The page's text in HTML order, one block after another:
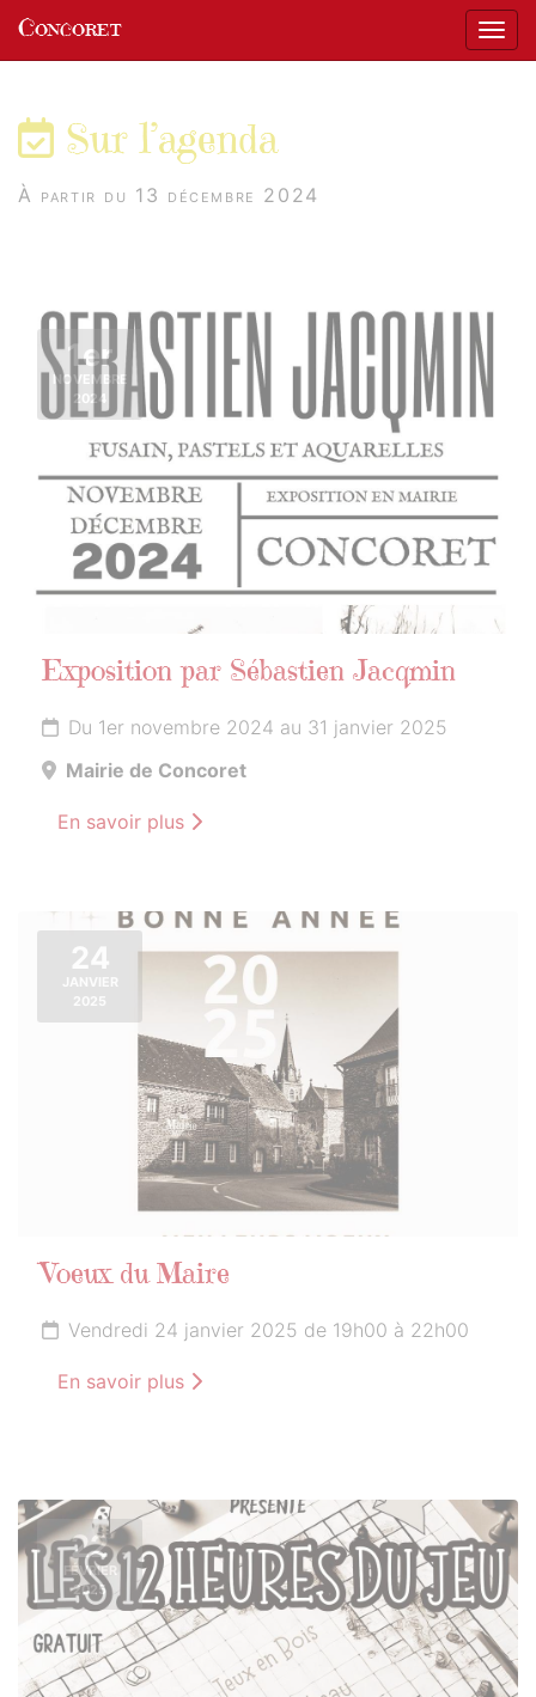
Concoret
Sur l’agenda
À partir du 13 décembre 2024
1er
NOVEMBRE
2024
Exposition par Sébastien Jacqmin
Du 1er novembre 2024 au 31 janvier 2025
Mairie de Concoret
En savoir plus
24
JANVIER
2025
Voeux du Maire
Vendredi 24 janvier 2025 de 19h00 à 22h00
En savoir plus
22
FÉVRIER
2025
Panneau de gestion des cookies